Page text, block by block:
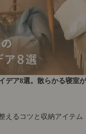
デア8選。散らかる寝室
えるコツと収納アイテム